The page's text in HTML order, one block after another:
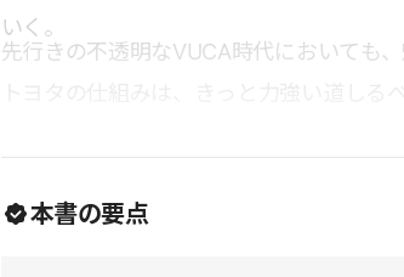
いく。
先行きの不透明なVUCA時代においても
本書の要点